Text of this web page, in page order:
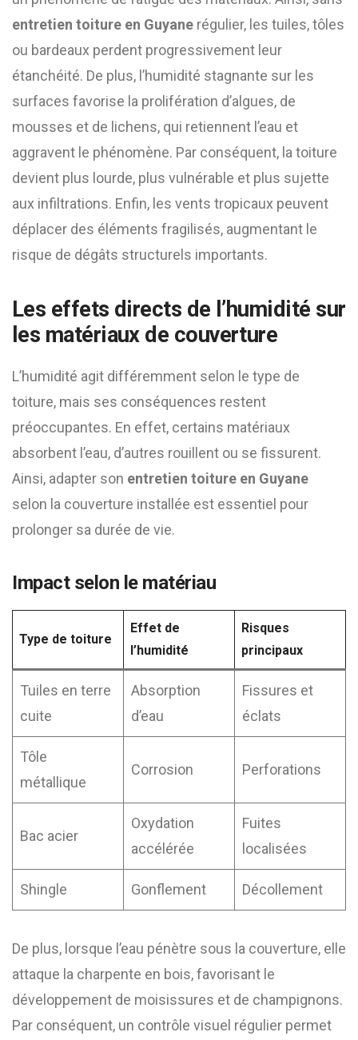
entretien toiture en Guyane régulier, les tuiles, tôles
ou bardeaux perdent progressivement leur
étanchéité. De plus, l’humidité stagnante sur les
surfaces favorise la prolifération d’algues, de
mousses et de lichens, qui retiennent l’eau et
aggravent le phénomène. Par conséquent, la toiture
devient plus lourde, plus vulnérable et plus sujette
aux infiltrations. Enfin, les vents tropicaux peuvent
déplacer des éléments fragilisés, augmentant le
risque de dégâts structurels importants.
Les effets directs de l’humidité sur
les matériaux de couverture
L’humidité agit différemment selon le type de
toiture, mais ses conséquences restent
préoccupantes. En effet, certains matériaux
absorbent l’eau, d’autres rouillent ou se fissurent.
Ainsi, adapter son entretien toiture en Guyane
selon la couverture installée est essentiel pour
prolonger sa durée de vie.
Impact selon le matériau
Type de toiture
Effet de
l’humidité
Risques
principaux
Tuiles en terre
cuite
Absorption
d’eau
Fissures et
éclats
Tôle
métallique
Corrosion Perforations
Bac acier
Oxydation
accélérée
Fuites
localisées
Shingle Gonflement Décollement
De plus, lorsque l’eau pénètre sous la couverture, elle
attaque la charpente en bois, favorisant le
développement de moisissures et de champignons.
Par conséquent, un contrôle visuel régulier permet